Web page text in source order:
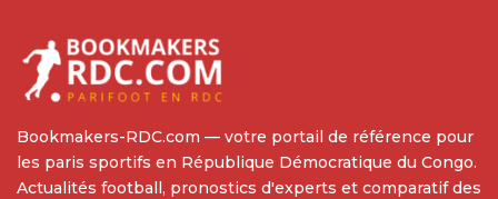
Bookmakers-RDC.com — votre portail de référence pour
les paris sportifs en République Démocratique du Congo.
Actualités football, pronostics d'experts et comparatif des